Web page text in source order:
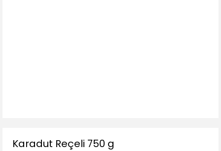
Karadut Reçeli 750 g